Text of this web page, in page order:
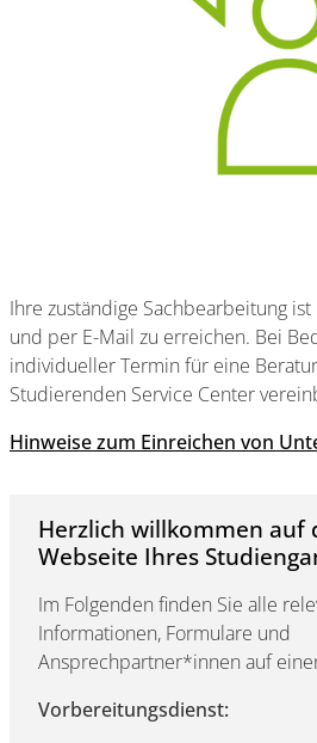
Ihre zuständige Sachbearbeitung
und per E-Mail zu erreichen. Bei
individueller Termin für eine
Studierenden Service Center
Hinweise zum Einreichen von
Herzlich willkommen auf
Webseite Ihres
Im Folgenden finden Sie alle
Informationen, Formulare und
Ansprechpartner*innen auf
Vorbereitungsdienst: